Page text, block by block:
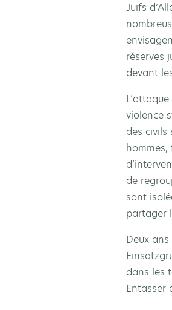
Juifs
réserves
devant
violence
des civils
de
sont
partager
Deux
dans les
Entasser